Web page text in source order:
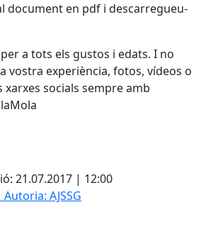
document en pdf i descarregueu-
a tots els gustos i edats. I no
vostra experiència, fotos, vídeos o
xarxes socials sempre amb
21.07.2017 | 12:00
Autoria: AJSSG